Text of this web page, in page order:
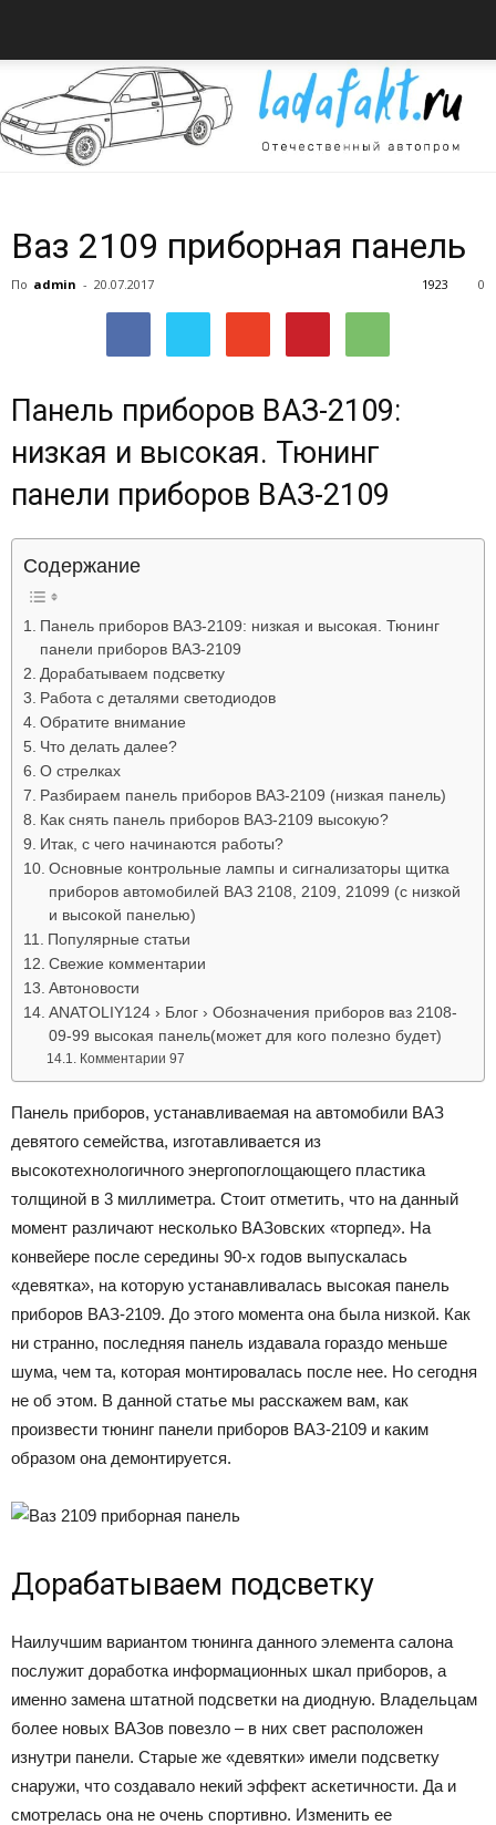
автомобилях
Ваз 2109 приборная панель
По admin - 20.07.2017 0
1923
Панель приборов ВАЗ-2109:
низкая и высокая. Тюнинг
панели приборов ВАЗ-2109
Содержание
Панель приборов ВАЗ-2109: низкая и высокая. Тюнинг
панели приборов ВАЗ-2109
Дорабатываем подсветку
Работа с деталями светодиодов
Обратите внимание
Что делать далее?
О стрелках
Разбираем панель приборов ВАЗ-2109 (низкая панель)
Как снять панель приборов ВАЗ-2109 высокую?
Итак, с чего начинаются работы?
Основные контрольные лампы и сигнализаторы щитка
приборов автомобилей ВАЗ 2108, 2109, 21099 (с низкой
и высокой панелью)
Популярные статьи
Свежие комментарии
Автоновости
ANATOLIY124 › Блог › Обозначения приборов ваз 2108-
09-99 высокая панель(может для кого полезно будет)
Комментарии 97
Панель приборов, устанавливаемая на автомобили ВАЗ
девятого семейства, изготавливается из
высокотехнологичного энергопоглощающего пластика
толщиной в 3 миллиметра. Стоит отметить, что на данный
момент различают несколько ВАЗовских «торпед». На
конвейере после середины 90-х годов выпускалась
«девятка», на которую устанавливалась высокая панель
приборов ВАЗ-2109. До этого момента она была низкой. Как
ни странно, последняя панель издавала гораздо меньше
шума, чем та, которая монтировалась после нее. Но сегодня
не об этом. В данной статье мы расскажем вам, как
произвести тюнинг панели приборов ВАЗ-2109 и каким
образом она демонтируется.
Дорабатываем подсветку
Наилучшим вариантом тюнинга данного элемента салона
послужит доработка информационных шкал приборов, а
именно замена штатной подсветки на диодную. Владельцам
более новых ВАЗов повезло – в них свет расположен
изнутри панели. Старые же «девятки» имели подсветку
снаружи, что создавало некий эффект аскетичности. Да и
смотрелась она не очень спортивно. Изменить ее